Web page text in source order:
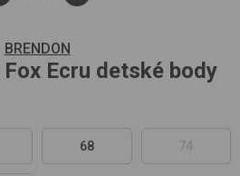
BRENDON
Fox Ecru detské body
68 74